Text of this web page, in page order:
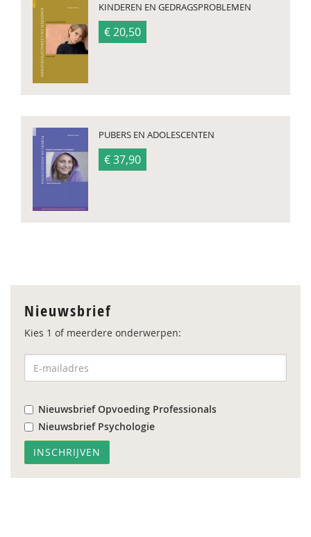
KINDEREN EN GEDRAGSPROBLEMEN
€ 20,50
PUBERS EN ADOLESCENTEN
€ 37,90
Nieuwsbrief
Kies 1 of meerdere onderwerpen:
Nieuwsbrief Opvoeding Professionals
Nieuwsbrief Psychologie